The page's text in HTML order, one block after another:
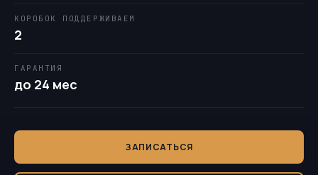
КОРОБОК ПОДДЕРЖИВАЕМ
2
ГАРАНТИЯ
до 24 мес
ЗАПИСАТЬСЯ